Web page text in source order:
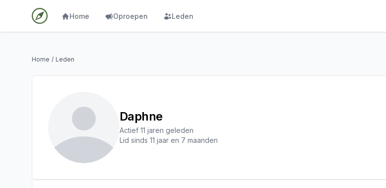
Home Oproepen Leden
Home / Leden
Daphne
Actief 11 jaren geleden
Lid sinds 11 jaar en 7 maanden